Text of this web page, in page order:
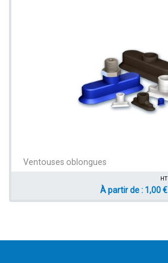
Ventouses oblongues
HT
À partir de : 1,00 €